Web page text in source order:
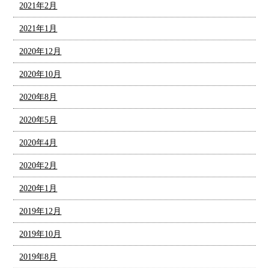
2021年2月
2021年1月
2020年12月
2020年10月
2020年8月
2020年5月
2020年4月
2020年2月
2020年1月
2019年12月
2019年10月
2019年8月